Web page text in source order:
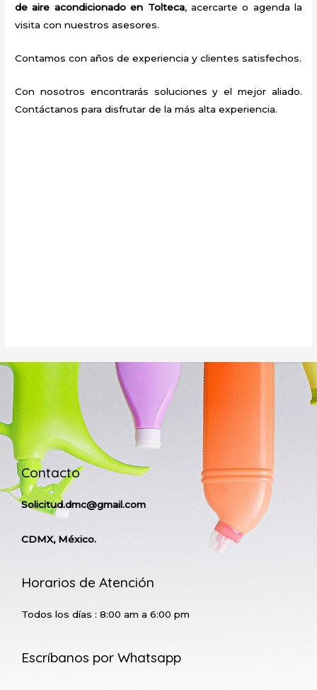
de aire acondicionado en Tolteca, acercarte o agenda la
visita con nuestros asesores.
Contamos con años de experiencia y clientes satisfechos.
Con nosotros encontrarás soluciones y el mejor aliado.
Contáctanos para disfrutar de la más alta experiencia.
Contacto
Solicitud.dmc@gmail.com
CDMX, México.
Horarios de Atención
Todos los días : 8:00 am a 6:00 pm
Escríbanos por Whatsapp